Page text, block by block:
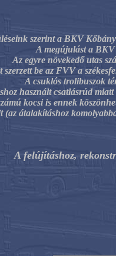
szerint a BKV
A megújulást a BKV
Az egyre növekedő utas
szerzett be az FVV a
A csuklós trolibuszok
használt csatlásrúd
kocsi is ennek
(az átalakításhoz
A felújításhoz,